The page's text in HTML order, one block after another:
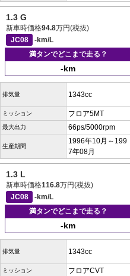
1.3 G
新車時価格94.8万円(税抜)
JC08
-km/L
満タンでどこまで走る？
-km
排気量 1343cc
ミッション フロア5MT
最大出力 66ps/5000rpm
生産期間
1996年10月～199
7年08月
1.3 L
新車時価格116.8万円(税抜)
JC08
-km/L
満タンでどこまで走る？
-km
排気量 1343cc
ミッション フロアCVT